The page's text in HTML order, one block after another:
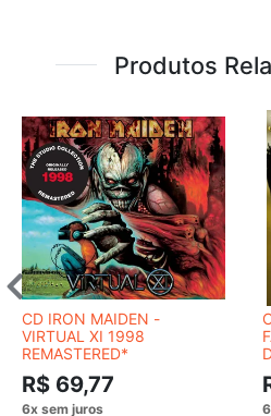
Produtos
CD IRON MAIDEN -
VIRTUAL XI 1998
REMASTERED*
R$ 69,77